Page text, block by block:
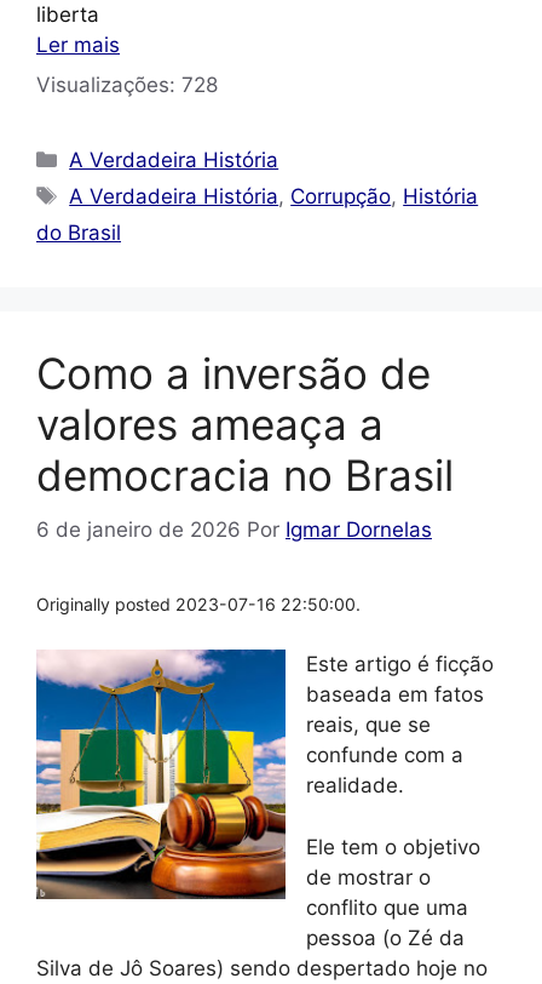
liberta
Ler mais
Visualizações: 728
Categorias
A Verdadeira História
Tags
A Verdadeira História, Corrupção, História
do Brasil
Como a inversão de
valores ameaça a
democracia no Brasil
6 de janeiro de 2026 Por Igmar Dornelas
Originally posted 2023-07-16 22:50:00.
Este artigo é ficção
baseada em fatos
reais, que se
confunde com a
realidade.
Ele tem o objetivo
de mostrar o
conflito que uma
pessoa (o Zé da
Silva de Jô Soares) sendo despertado hoje no